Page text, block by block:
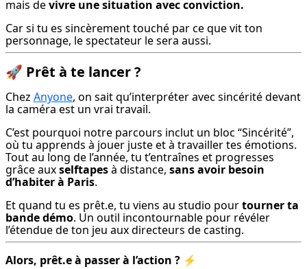
mais de vivre une situation avec conviction.
Car si tu es sincèrement touché par ce que vit ton
personnage, le spectateur le sera aussi.
🚀 Prêt à te lancer ?
Chez Anyone, on sait qu’interpréter avec sincérité devant
la caméra est un vrai travail.
C’est pourquoi notre parcours inclut un bloc “Sincérité”,
où tu apprends à jouer juste et à travailler tes émotions.
Tout au long de l’année, tu t’entraînes et progresses
grâce aux selftapes à distance, sans avoir besoin
d’habiter à Paris.
Et quand tu es prêt.e, tu viens au studio pour tourner ta
bande démo. Un outil incontournable pour révéler
l’étendue de ton jeu aux directeurs de casting.
Alors, prêt.e à passer à l’action ? ⚡️